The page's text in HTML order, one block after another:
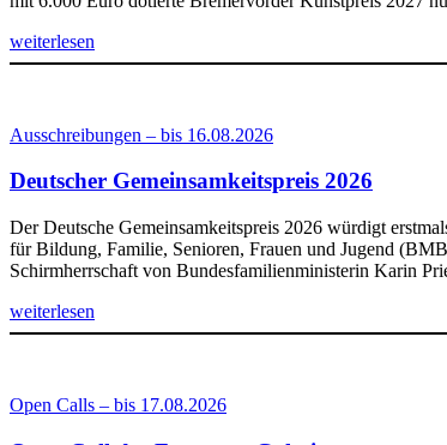
weiterlesen
Ausschreibungen – bis 16.08.2026
Deutscher Gemeinsamkeitspreis 2026
Der Deutsche Gemeinsamkeitspreis 2026 würdigt
für Bildung, Familie, Senioren, Frauen und Jugend
Schirmherrschaft von Bundesfamilienministerin Karin
weiterlesen
Open Calls – bis 17.08.2026